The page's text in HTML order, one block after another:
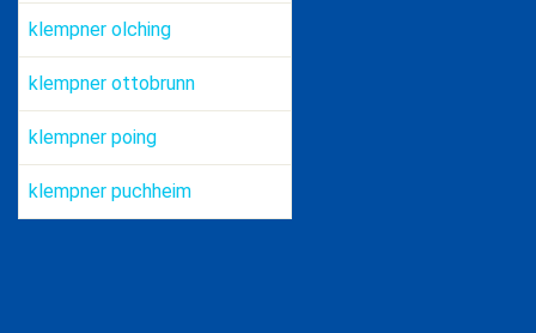
klempner olching
klempner ottobrunn
klempner poing
klempner puchheim